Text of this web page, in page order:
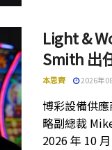
Light &
Smith 出
本思齊 2026年
博彩設備供
略副總裁
2026 年 10